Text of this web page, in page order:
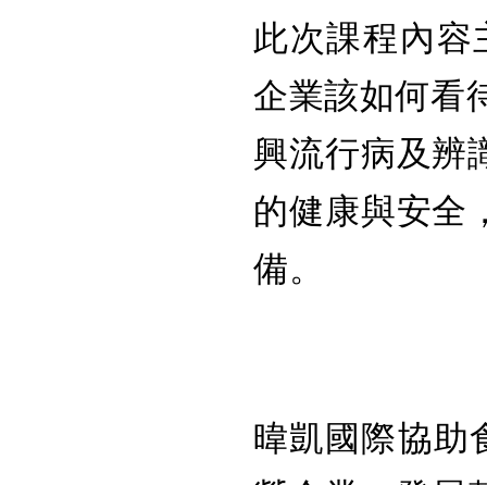
此次課程內容
企業該如何看
興流行病及辨
的健康與安全
備。
暐凱國際協助